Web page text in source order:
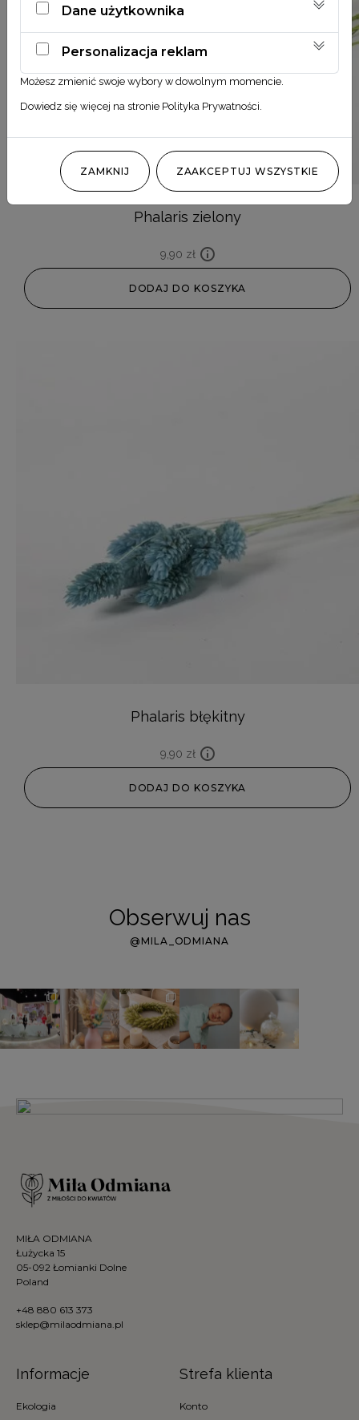
Phalaris zielony
9,90 zł
DODAJ DO KOSZYKA
Phalaris błękitny
9,90 zł
DODAJ DO KOSZYKA
Obserwuj nas
@MILA_ODMIANA
MIŁA ODMIANA
Łużycka 15
05-092 Łomianki Dolne
Poland
+48 880 613 373
sklep@milaodmiana.pl
Informacje
Ekologia
Strefa klienta
Konto
Dane użytkownika
Personalizacja reklam
Możesz zmienić swoje wybory w dowolnym momencie.
Dowiedz się więcej na stronie Polityka Prywatności.
ZAMKNIJ ZAAKCEPTUJ WSZYSTKIE